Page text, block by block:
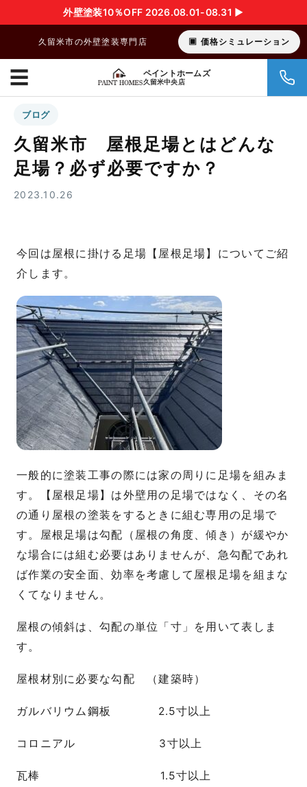
外壁塗装10％OFF 2026.08.01-08.31 ▶︎
久留米市の外壁塗装専門店 価格シミュレーション
ペイントホームズ
久留米中央店
☰
ブログ
久留米市 屋根足場とはどんな
足場？必ず必要ですか？
2023.10.26
今回は屋根に掛ける足場【屋根足場】についてご紹
介します。
一般的に塗装工事の際には家の周りに足場を組みま
す。【屋根足場】は外壁用の足場ではなく、その名
の通り屋根の塗装をするときに組む専用の足場で
す。屋根足場は勾配（屋根の角度、傾き）が緩やか
な場合には組む必要はありませんが、急勾配であれ
ば作業の安全面、効率を考慮して屋根足場を組まな
くてなりません。
屋根の傾斜は、勾配の単位「寸」を用いて表しま
す。
屋根材別に必要な勾配 （建築時）
ガルバリウム鋼板 2.5寸以上
コロニアル 3寸以上
瓦棒 1.5寸以上